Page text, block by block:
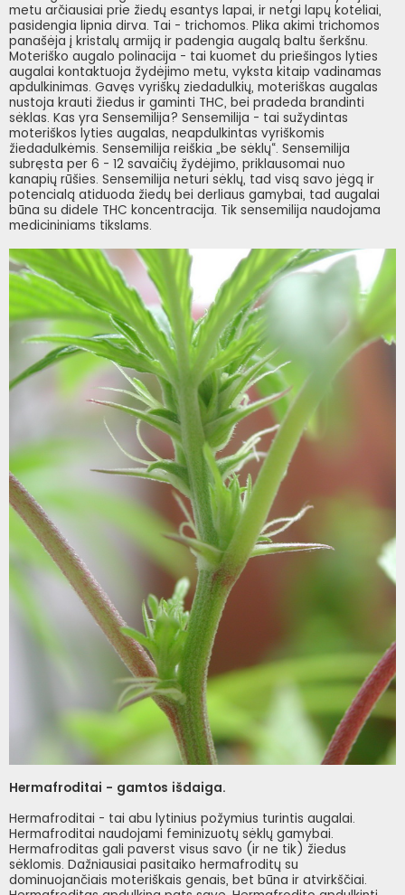
metu arčiausiai prie žiedų esantys lapai, ir netgi lapų koteliai,
pasidengia lipnia dirva. Tai - trichomos. Plika akimi trichomos
panašėja į kristalų armiją ir padengia augalą baltu šerkšnu.
Moteriško augalo polinacija - tai kuomet du priešingos lyties
augalai kontaktuoja žydėjimo metu, vyksta kitaip vadinamas
apdulkinimas. Gavęs vyriškų ziedadulkių, moteriškas augalas
nustoja krauti žiedus ir gaminti THC, bei pradeda brandinti
sėklas. Kas yra Sensemilija? Sensemilija - tai sužydintas
moteriškos lyties augalas, neapdulkintas vyriškomis
žiedadulkėmis. Sensemilija reiškia „be sėklų“. Sensemilija
subręsta per 6 - 12 savaičių žydėjimo, priklausomai nuo
kanapių rūšies. Sensemilija neturi sėklų, tad visą savo jėgą ir
potencialą atiduoda žiedų bei derliaus gamybai, tad augalai
būna su didele THC koncentracija. Tik sensemilija naudojama
medicininiams tikslams.
Hermafroditai - gamtos išdaiga.
Hermafroditai - tai abu lytinius požymius turintis augalai.
Hermafroditai naudojami feminizuotų sėklų gamybai.
Hermafroditas gali paverst visus savo (ir ne tik) žiedus
sėklomis. Dažniausiai pasitaiko hermafroditų su
dominuojančiais moteriškais genais, bet būna ir atvirkščiai.